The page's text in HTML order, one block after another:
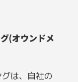
(オウンドメ
は、自社の